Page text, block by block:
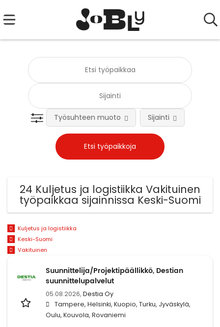
Työsuhteen muoto Sijainti
24 Kuljetus ja logistiikka Vakituinen
työpaikkaa sijainnissa Keski-Suomi
Kuljetus ja logistiikka
Keski-Suomi
Vakituinen
Suunnittelija/Projektipäällikkö, Destian
suunnittelupalvelut
05.08.2026, Destia Oy
Tampere, Helsinki, Kuopio, Turku, Jyväskylä,
Oulu, Kouvola, Rovaniemi